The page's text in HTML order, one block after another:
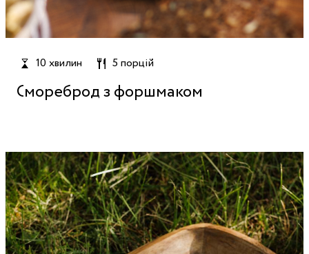
10 хвилин 5 порцій
Смореброд з форшмаком